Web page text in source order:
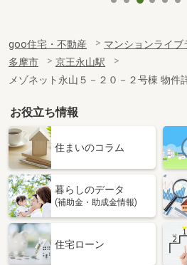
goo住宅・不動産 マンションライブ
多摩市
京王永山駅
メゾネット永山５－２０－２号棟 物件
お役立ち情報
住まいのコラム
暮らしのデータ
(補助金・助成金情報)
住宅ローン